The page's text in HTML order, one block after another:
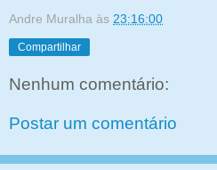
Andre Muralha às 23:16:00
Compartilhar
Nenhum comentário:
Postar um comentário